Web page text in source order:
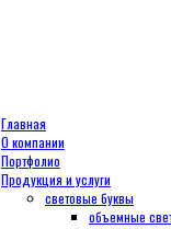
Главная
О компании
Портфолио
Продукция и услуги
световые буквы
объемные